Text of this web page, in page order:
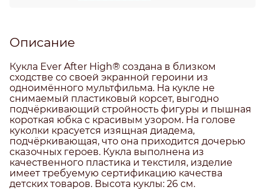
Описание
Кукла Ever After High® создана в близком
сходстве со своей экранной героини из
одноимённого мультфильма. На кукле не
снимаемый пластиковый корсет, выгодно
подчёркивающий стройность фигуры и пышная
короткая юбка с красивым узором. На голове
куколки красуется изящная диадема,
подчёркивающая, что она приходится дочерью
сказочных героев. Кукла выполнена из
качественного пластика и текстиля, изделие
имеет требуемую сертификацию качества
детских товаров. Высота куклы: 26 см.